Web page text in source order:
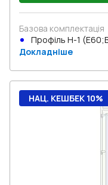
Базова комплектація
Профіль Н-1
Докладніше
НАЦ. КЕШБЕК 10%